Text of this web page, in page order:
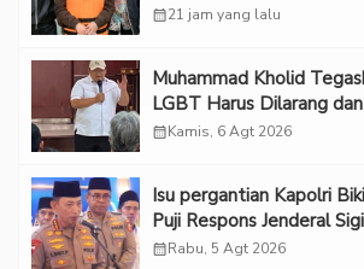
calendar_month21 jam yang lalu
Muhammad Kholid
LGBT Harus Dilarang
Melindungi Korban
calendar_monthKamis, 6 Agt 2026
Isu pergantian Kapolri
Puji Respons Jenderal
“Adem”
calendar_monthRabu, 5 Agt 2026